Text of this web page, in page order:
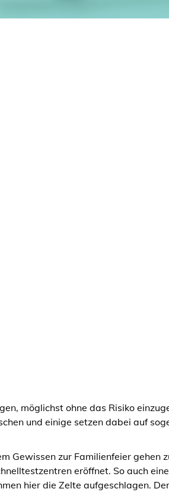
möglichst ohne das Risiko
und einige setzen dabei auf
Gewissen zur Familienfeier gehen
eröffnet. So auch
hier die Zelte aufgeschlagen.